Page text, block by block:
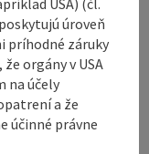
circle the
the Plattner
return over
to the
úroveň
príhodné záruky
orgány v USA
na účely
a že
účinné právne